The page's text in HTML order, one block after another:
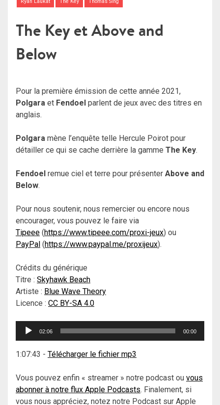
The Key et Above and
Below
Pour la première émission de cette année 2021,
Polgara et Fendoel parlent de jeux avec des titres en
anglais.
Polgara mène l’enquête telle Hercule Poirot pour
détailler ce qui se cache derrière la gamme The Key.
Fendoel remue ciel et terre pour présenter Above and
Below.
Pour nous soutenir, nous remercier ou encore nous
encourager, vous pouvez le faire via
Tipeee (https://www.tipeee.com/proxi-jeux) ou
PayPal (https://www.paypal.me/proxijeux).
Crédits du générique
Titre : Skyhawk Beach
Artiste : Blue Wave Theory
Licence : CC BY-SA 4.0
Lecteur
02:06 00:00
1:07:43 - Télécharger le fichier mp3
Vous pouvez enfin « streamer » notre podcast ou vous
abonner à notre flux Apple Podcasts. Finalement, si
vous nous appréciez, notez notre Podcast sur Apple